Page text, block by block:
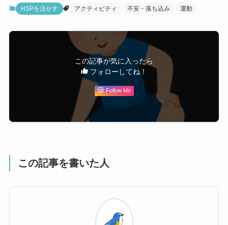
HSPを活かす アクティビティ 不安・落ち込み 運動
この記事が気に入ったら
フォローしてね！
Follow Me
この記事を書いた人